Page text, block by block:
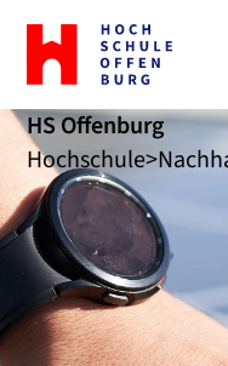
Zur
Startseite
Hochschule
Offenburg
HS Offenburg
Hochschule